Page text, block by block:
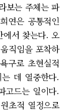
보는 주체는 파
연은 공통적인
에서 찾는다. 오
직임을 포착하
구로 초현실적
데 열중한다.
고드는 일이다.
초적 열정으로